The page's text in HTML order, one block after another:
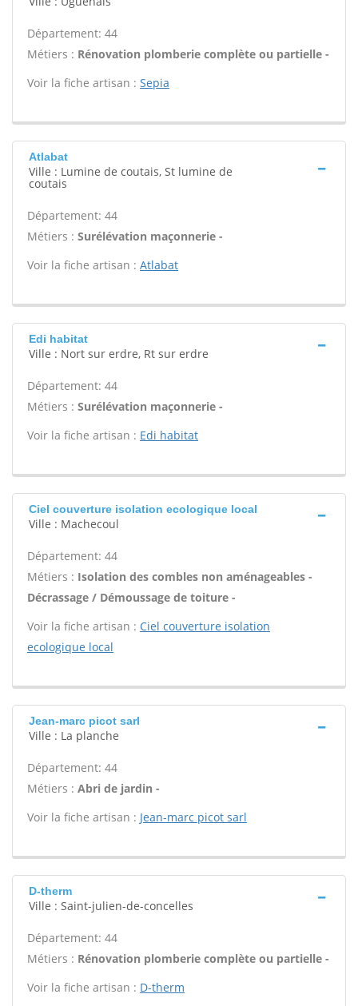
Département: 44
Métiers : Rénovation plomberie complète ou partielle -
Voir la fiche artisan : Sepia
Atlabat
Ville : Lumine de coutais, St lumine de
coutais
Département: 44
Métiers : Surélévation maçonnerie -
Voir la fiche artisan : Atlabat
Edi habitat
Ville : Nort sur erdre, Rt sur erdre
Département: 44
Métiers : Surélévation maçonnerie -
Voir la fiche artisan : Edi habitat
Ciel couverture isolation ecologique local
Ville : Machecoul
Département: 44
Métiers : Isolation des combles non aménageables -
Décrassage / Démoussage de toiture -
Voir la fiche artisan : Ciel couverture isolation
ecologique local
Jean-marc picot sarl
Ville : La planche
Département: 44
Métiers : Abri de jardin -
Voir la fiche artisan : Jean-marc picot sarl
D-therm
Ville : Saint-julien-de-concelles
Département: 44
Métiers : Rénovation plomberie complète ou partielle -
Voir la fiche artisan : D-therm